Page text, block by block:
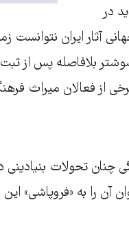
در
آثار ایران نتوانست
بلافاصله پس از
فعالان میراث
چنان تحولات بنیادینی
را به «فروپاشی» این